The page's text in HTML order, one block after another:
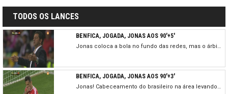
TODOS OS LANCES
BENFICA, JOGADA, JONAS AOS 90'+5'
Jonas coloca a bola no fundo das redes, mas o árbitro já tinha interrompido o lance, por aparente falta ofensiva de Lisandro López.
BENFICA, JOGADA, JONAS AOS 90'+3'
Jonas! Cabeceamento do brasileiro na área levando a bola a passar muito perto do poste. Bracali estava batido.